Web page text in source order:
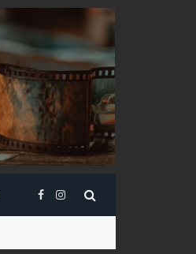
Facebook
Instagram